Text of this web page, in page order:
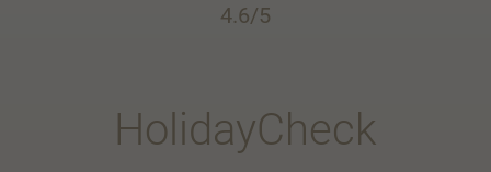
4.6/5
HolidayCheck